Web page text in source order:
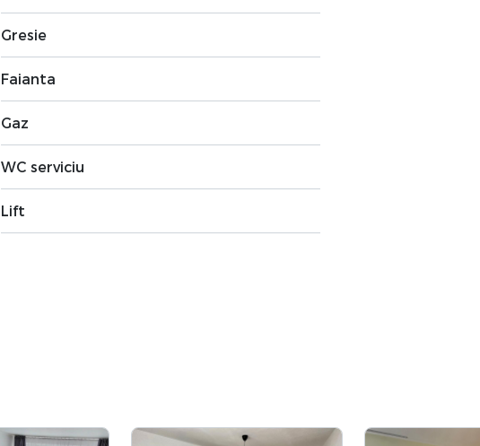
Gresie
Faianta
Gaz
WC serviciu
Lift